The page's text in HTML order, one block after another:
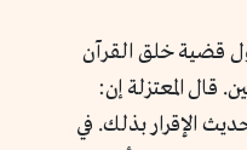
قضية خلق القرآن
قال المعتزلة إن:
الإقرار بذلك. في